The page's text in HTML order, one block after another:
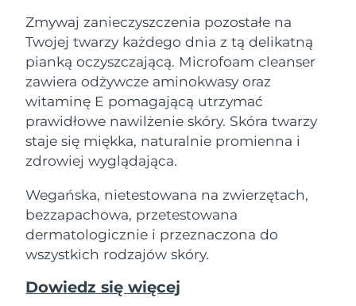
Zmywaj zanieczyszczenia pozostałe na
Twojej twarzy każdego dnia z tą delikatną
pianką oczyszczającą. Microfoam cleanser
zawiera odżywcze aminokwasy oraz
witaminę E pomagającą utrzymać
prawidłowe nawilżenie skóry. Skóra twarzy
staje się miękka, naturalnie promienna i
zdrowiej wyglądająca.
Wegańska, nietestowana na zwierzętach,
bezzapachowa, przetestowana
dermatologicznie i przeznaczona do
wszystkich rodzajów skóry.
Dowiedz się więcej